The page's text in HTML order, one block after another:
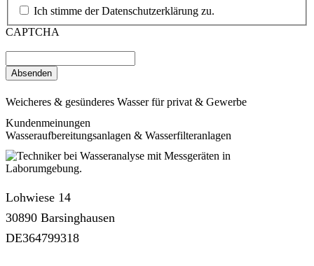
Ich stimme der Datenschutzerklärung zu.
CAPTCHA
Weicheres & gesünderes Wasser für privat & Gewerbe
Kundenmeinungen
Wasseraufbereitungsanlagen & Wasserfilteranlagen
Lohwiese 14
30890 Barsinghausen
DE364799318